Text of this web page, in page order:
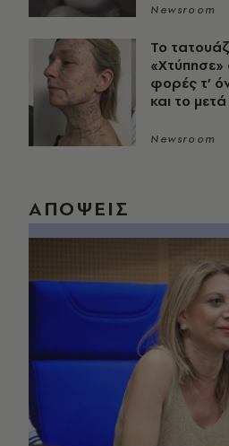
Newsroom
Το
φορές τ’
και το μετά
Newsroom
ΑΠΟΨΕΙΣ